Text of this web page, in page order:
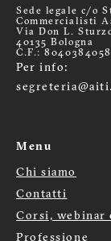
Sede legale c/o
Commercialisti
Via Don L.
40135 Bologna
C.F.:
Per info:
Menu
Menù
Chi siamo
Contatti
Corsi, webinar
Professione